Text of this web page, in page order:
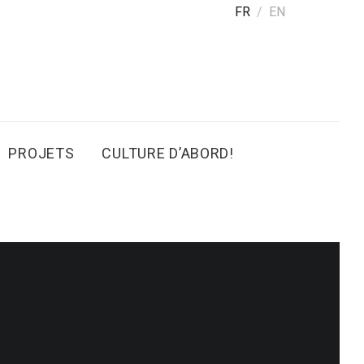
FR EN
PROJETS CULTURE D’ABORD!